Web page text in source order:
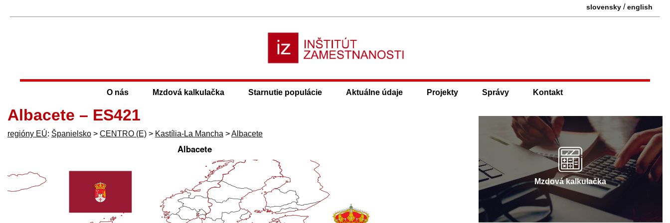
slovensky /english
O nás Mzdová kalkulačka Starnutie populácie Aktuálne údaje Projekty Správy Kontakt
Albacete – ES421
regióny EÚ: Španielsko > CENTRO (E) > Kastília-La Mancha >Albacete
Mzdová kalkulačka